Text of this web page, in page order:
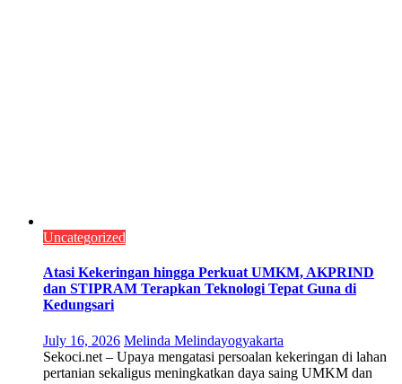
Uncategorized
Atasi Kekeringan hingga Perkuat UMKM, AKPRIND
dan STIPRAM Terapkan Teknologi Tepat Guna di
Kedungsari
July 16, 2026 Melinda Melindayogyakarta
Sekoci.net – Upaya mengatasi persoalan kekeringan di lahan
pertanian sekaligus meningkatkan daya saing UMKM dan